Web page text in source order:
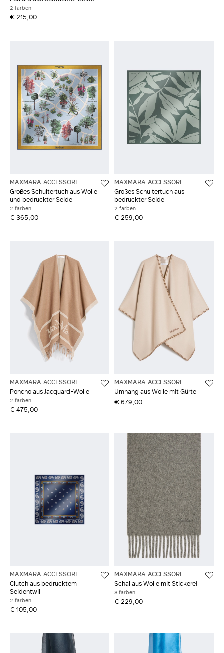
2 farben
€ 215,00
MAXMARA ACCESSORI
Großes Schultertuch aus Wolle
und bedruckter Seide
2 farben
€ 365,00
MAXMARA ACCESSORI
Großes Schultertuch aus
bedruckter Seide
2 farben
€ 259,00
MAXMARA ACCESSORI
Poncho aus Jacquard-Wolle
2 farben
€ 475,00
MAXMARA ACCESSORI
Umhang aus Wolle mit Gürtel
€ 679,00
MAXMARA ACCESSORI
Clutch aus bedrucktem
Seidentwill
2 farben
€ 105,00
MAXMARA ACCESSORI
Schal aus Wolle mit Stickerei
3 farben
€ 229,00